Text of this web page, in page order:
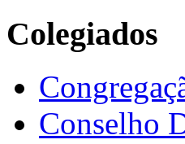
Colegiados
Conselho